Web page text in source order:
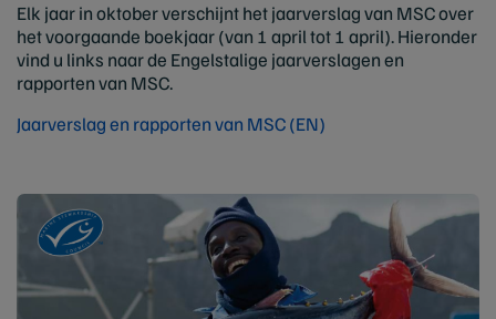
Elk jaar in oktober verschijnt het jaarverslag van MSC over
het voorgaande boekjaar (van 1 april tot 1 april). Hieronder
vind u links naar de Engelstalige jaarverslagen en
rapporten van MSC.
Jaarverslag en rapporten van MSC (EN)